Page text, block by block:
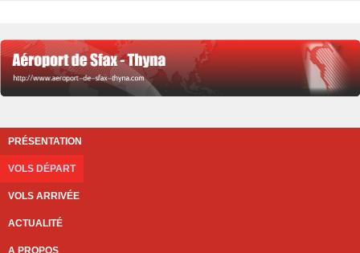
PRÉSENTATION
VOLS DÉPART
VOLS ARRIVÉE
ACTUALITÉ
A PROPOS